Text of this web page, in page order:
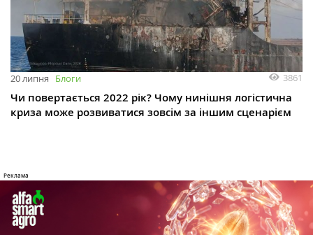
20 липня Блоги 3861
Чи повертається 2022 рік? Чому нинішня логістична
криза може розвиватися зовсім за іншим сценарієм